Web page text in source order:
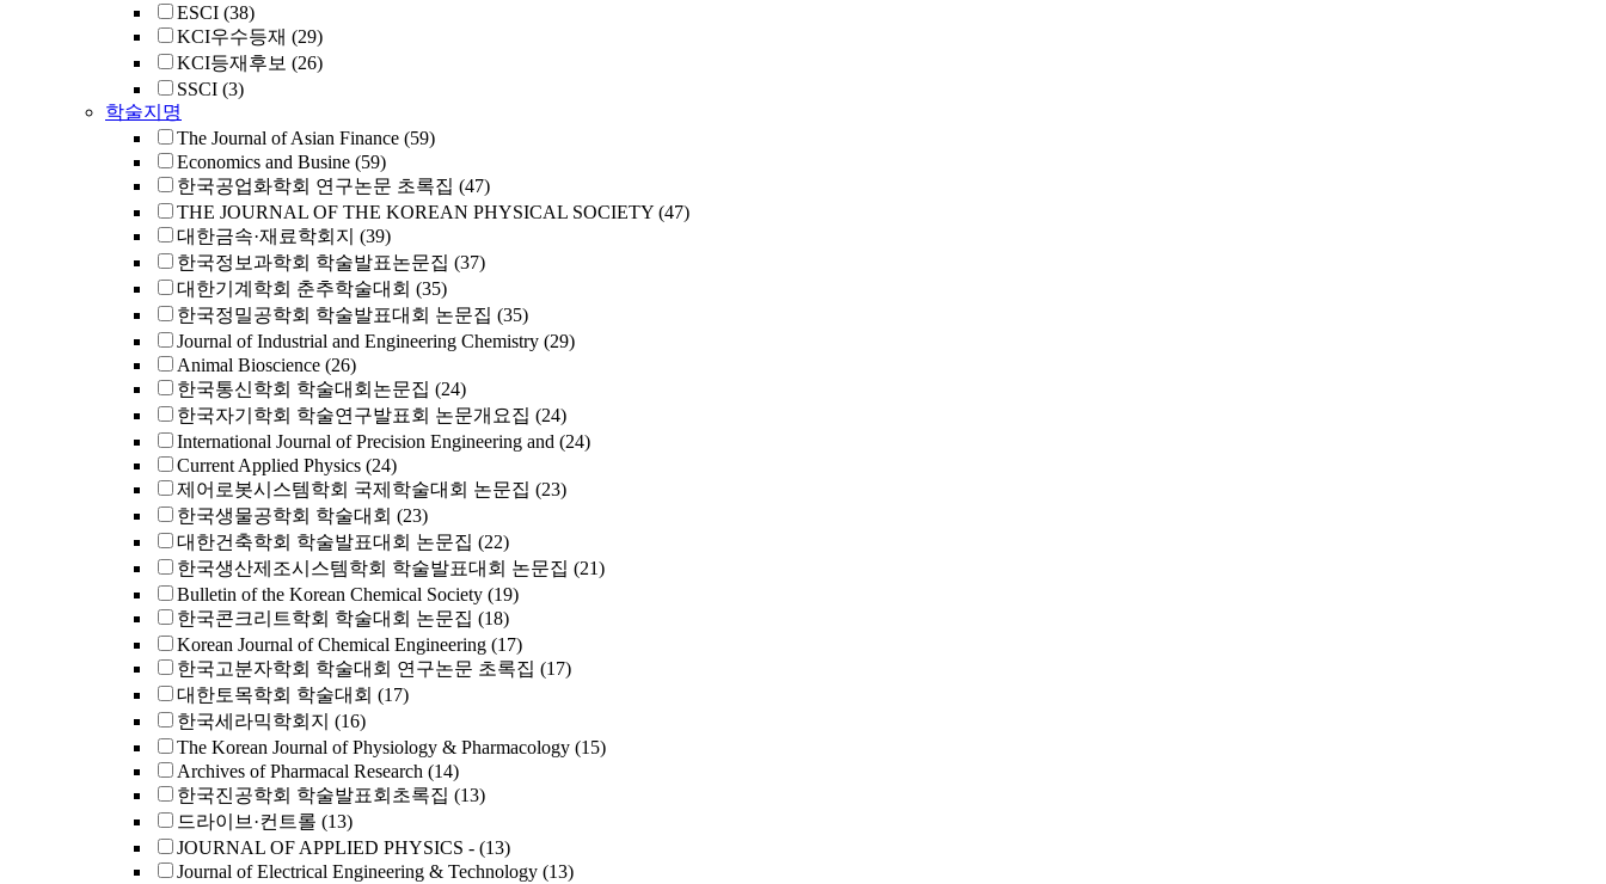
ESCI (38)
KCI우수등재 (29)
KCI등재후보 (26)
SSCI (3)
학술지명
The Journal of Asian Finance (59)
Economics and Busine (59)
한국공업화학회 연구논문 초록집 (47)
THE JOURNAL OF THE KOREAN PHYSICAL SOCIETY (47)
대한금속·재료학회지 (39)
한국정보과학회 학술발표논문집 (37)
대한기계학회 춘추학술대회 (35)
한국정밀공학회 학술발표대회 논문집 (35)
Journal of Industrial and Engineering Chemistry (29)
Animal Bioscience (26)
한국통신학회 학술대회논문집 (24)
한국자기학회 학술연구발표회 논문개요집 (24)
International Journal of Precision Engineering and (24)
Current Applied Physics (24)
제어로봇시스템학회 국제학술대회 논문집 (23)
한국생물공학회 학술대회 (23)
대한건축학회 학술발표대회 논문집 (22)
한국생산제조시스템학회 학술발표대회 논문집 (21)
Bulletin of the Korean Chemical Society (19)
한국콘크리트학회 학술대회 논문집 (18)
Korean Journal of Chemical Engineering (17)
한국고분자학회 학술대회 연구논문 초록집 (17)
대한토목학회 학술대회 (17)
한국세라믹학회지 (16)
The Korean Journal of Physiology & Pharmacology (15)
Archives of Pharmacal Research (14)
한국진공학회 학술발표회초록집 (13)
드라이브·컨트롤 (13)
JOURNAL OF APPLIED PHYSICS - (13)
Journal of Electrical Engineering & Technology (13)